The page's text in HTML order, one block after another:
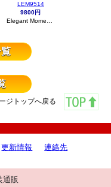
LEM9514
9800円
Elegant Moments
ジトップへ戻る
更新情報 連絡先
通販